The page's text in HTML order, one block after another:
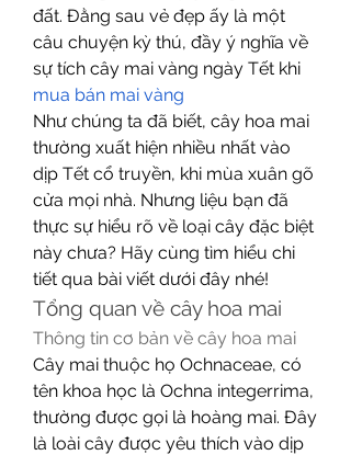
đất. Đằng sau vẻ đẹp ấy là một
câu chuyện kỳ thú, đầy ý nghĩa về
mua bán mai vàng
Như chúng ta đã biết, cây hoa mai
thường xuất hiện nhiều nhất vào
dịp Tết cổ truyền, khi mùa xuân gõ
cửa mọi nhà. Nhưng liệu bạn đã
thực sự hiểu rõ về loại cây đặc biệt
này chưa? Hãy cùng tìm hiểu chi
tiết qua bài viết dưới đây nhé!
Tổng quan về cây hoa mai
Thông tin cơ bản về cây hoa mai
Cây mai thuộc họ Ochnaceae, có
tên khoa học là Ochna integerrima,
thường được gọi là hoàng mai. Đây
là loài cây được yêu thích vào dịp